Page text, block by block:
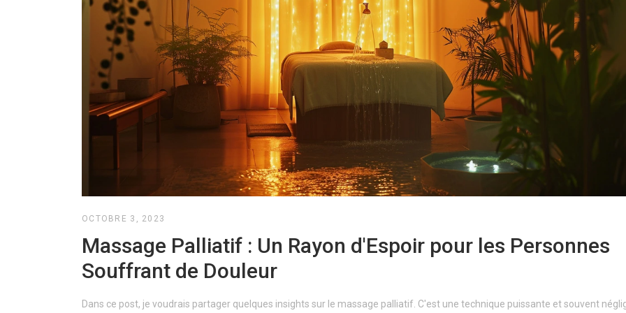
OCTOBRE 3, 2023
Massage Palliatif : Un Rayon d'Espoir pour les Personnes
Souffrant de Douleur
Dans ce post, je voudrais partager quelques insights sur le massage palliatif. C'est une technique puissante et souvent